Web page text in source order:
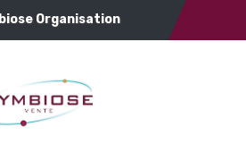
Organisation